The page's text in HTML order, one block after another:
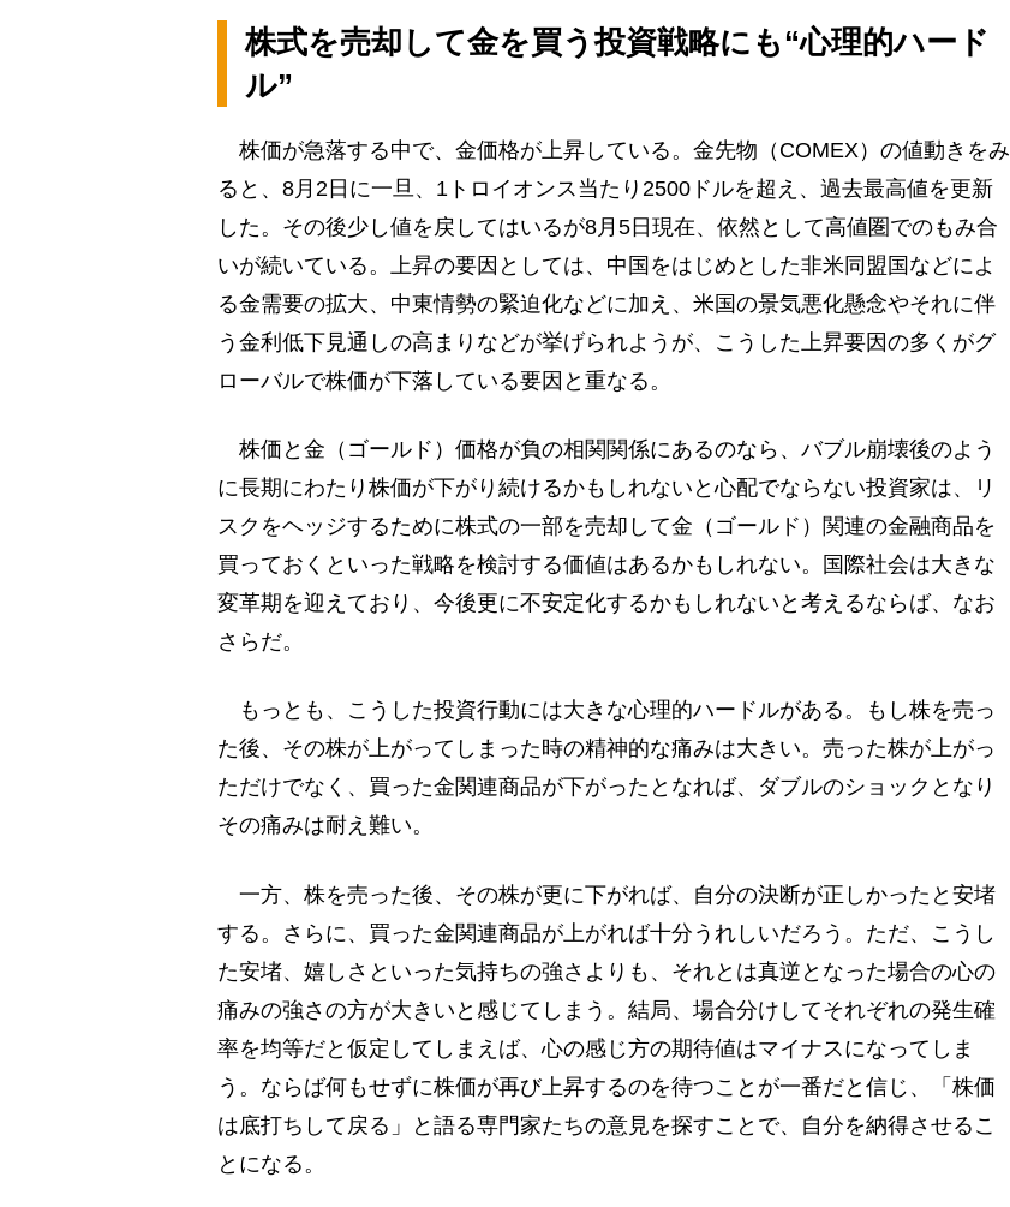
株式を売却して金を買う投資戦略にも“心理的ハード
ル”
株価が急落する中で、金価格が上昇している。金先物（COMEX）の値動きをみ
ると、8月2日に一旦、1トロイオンス当たり2500ドルを超え、過去最高値を更新
した。その後少し値を戻してはいるが8月5日現在、依然として高値圏でのもみ合
いが続いている。上昇の要因としては、中国をはじめとした非米同盟国などによ
る金需要の拡大、中東情勢の緊迫化などに加え、米国の景気悪化懸念やそれに伴
う金利低下見通しの高まりなどが挙げられようが、こうした上昇要因の多くがグ
ローバルで株価が下落している要因と重なる。
株価と金（ゴールド）価格が負の相関関係にあるのなら、バブル崩壊後のよう
に長期にわたり株価が下がり続けるかもしれないと心配でならない投資家は、リ
スクをヘッジするために株式の一部を売却して金（ゴールド）関連の金融商品を
買っておくといった戦略を検討する価値はあるかもしれない。国際社会は大きな
変革期を迎えており、今後更に不安定化するかもしれないと考えるならば、なお
さらだ。
もっとも、こうした投資行動には大きな心理的ハードルがある。もし株を売っ
た後、その株が上がってしまった時の精神的な痛みは大きい。売った株が上がっ
ただけでなく、買った金関連商品が下がったとなれば、ダブルのショックとなり
その痛みは耐え難い。
一方、株を売った後、その株が更に下がれば、自分の決断が正しかったと安堵
する。さらに、買った金関連商品が上がれば十分うれしいだろう。ただ、こうし
た安堵、嬉しさといった気持ちの強さよりも、それとは真逆となった場合の心の
痛みの強さの方が大きいと感じてしまう。結局、場合分けしてそれぞれの発生確
率を均等だと仮定してしまえば、心の感じ方の期待値はマイナスになってしま
う。ならば何もせずに株価が再び上昇するのを待つことが一番だと信じ、「株価
は底打ちして戻る」と語る専門家たちの意見を探すことで、自分を納得させるこ
とになる。